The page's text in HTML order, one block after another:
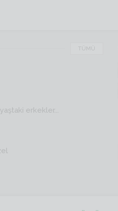
TÜMÜ
erkekler...